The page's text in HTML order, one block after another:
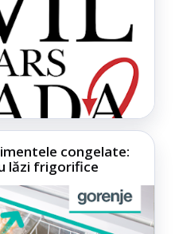
congelate:
lăzi frigorifice